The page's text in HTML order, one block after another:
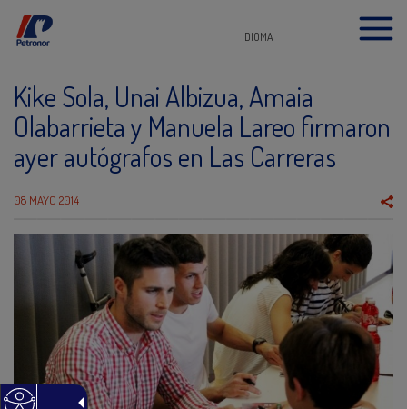
IDIOMA
Kike Sola, Unai Albizua, Amaia
Olabarrieta y Manuela Lareo firmaron
ayer autógrafos en Las Carreras
08 MAYO 2014